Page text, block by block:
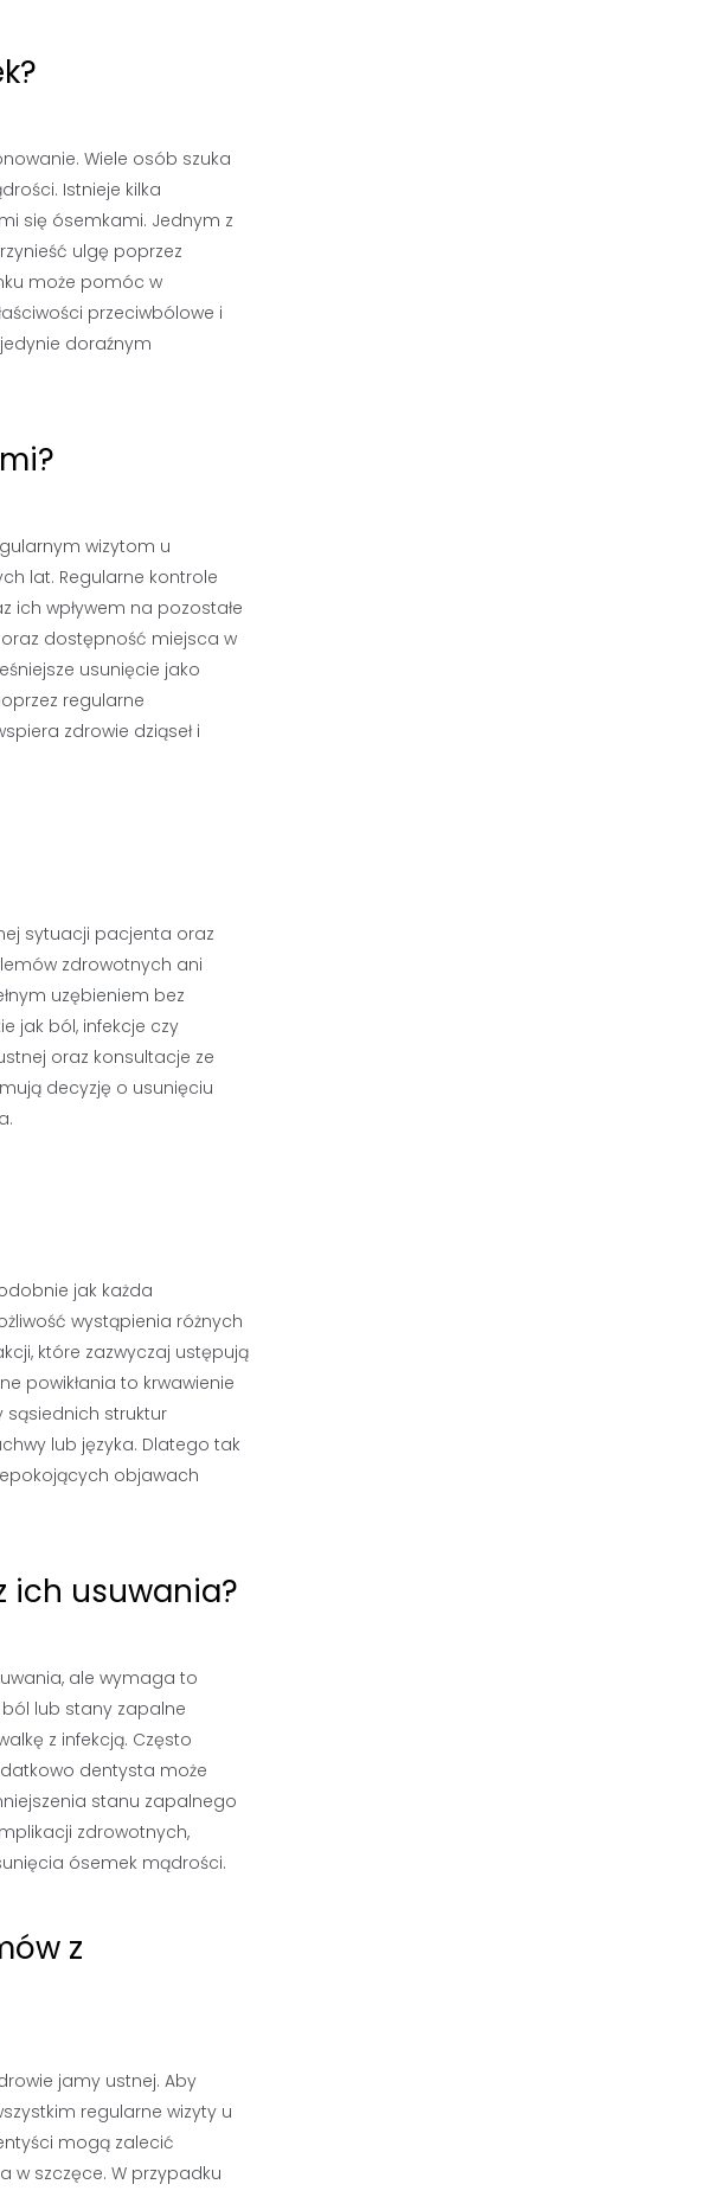
Wiele osób szuka
Istnieje kilka
się ósemkami. Jednym z
ulgę poprzez
może pomóc w
przeciwbólowe i
doraźnym
wizytom u
lat. Regularne kontrole
ich wpływem na pozostałe
dostępność miejsca w
usunięcie jako
regularne
zdrowie dziąseł i
sytuacji pacjenta oraz
zdrowotnych ani
uzębieniem bez
jak ból, infekcje czy
oraz konsultacje ze
decyzję o usunięciu
jak każda
wystąpienia różnych
które zazwyczaj ustępują
powikłania to krwawienie
sąsiednich struktur
lub języka. Dlatego tak
objawach
ich usuwania?
ale wymaga to
lub stany zapalne
z infekcją. Często
dentysta może
stanu zapalnego
zdrowotnych,
ósemek mądrości.
z
jamy ustnej. Aby
regularne wizyty u
mogą zalecić
w szczęce. W przypadku